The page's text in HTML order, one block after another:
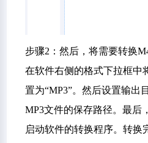
步骤2：然后，将需要转换
在软件右侧的格式下拉框中
置为“MP3”。然后设置输出
MP3文件的保存路径。最后
启动软件的转换程序。转换